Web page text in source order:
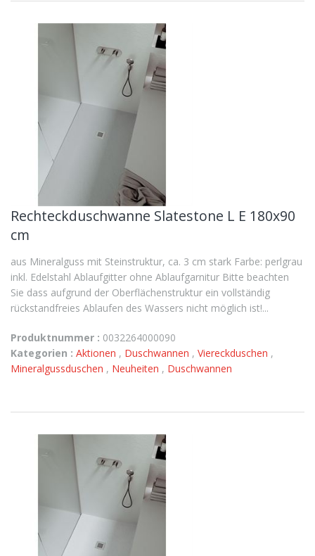
Rechteckduschwanne Slatestone L E 180x90
cm
aus Mineralguss mit Steinstruktur, ca. 3 cm stark Farbe: perlgrau
inkl. Edelstahl Ablaufgitter ohne Ablaufgarnitur Bitte beachten
Sie dass aufgrund der Oberflächenstruktur ein vollständig
rückstandfreies Ablaufen des Wassers nicht möglich ist!...
Produktnummer : 0032264000090
Kategorien : Aktionen , Duschwannen , Viereckduschen ,
Mineralgussduschen , Neuheiten , Duschwannen